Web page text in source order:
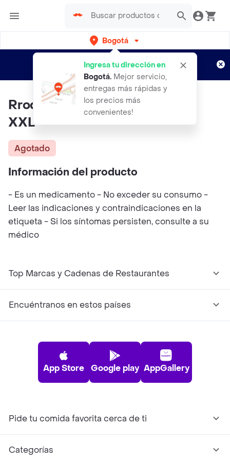
Bogotá
Ingresa tu dirección en
Bogotá. Mejor servicio,
entregas más rápidas y
los precios más
convenientes!
envíos gratis por semanas
Aplican TyC
Rrodillera Estabilizador Rodilla
XXL
Agotado
Información del producto
- Es un medicamento - No exceder su consumo -
Leer las indicaciones y contraindicaciones en la
etiqueta - Si los síntomas persisten, consulte a su
médico
Top Marcas y Cadenas de Restaurantes
Encuéntranos en estos países
App Store Google play AppGallery
Pide tu comida favorita cerca de ti
Categorías